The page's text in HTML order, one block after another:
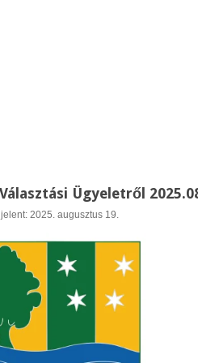
Ügyeletről
2025. augusztus 19.